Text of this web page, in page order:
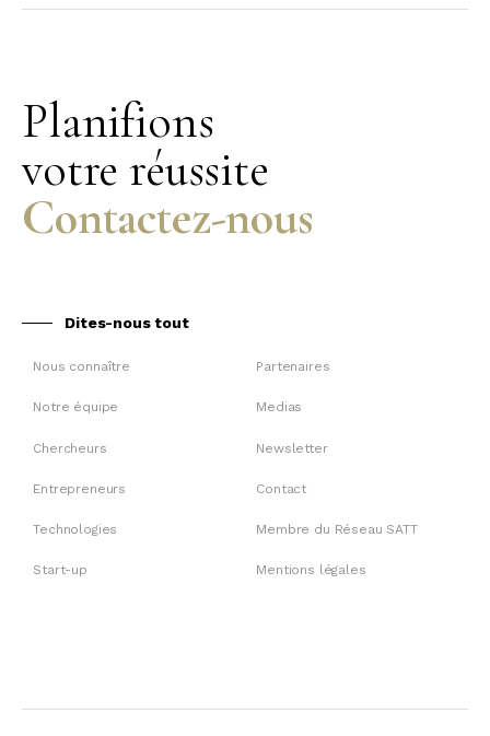
Planifions
votre réussite
Contactez-nous
Dites-nous tout
Nous connaître
Notre équipe
Chercheurs
Entrepreneurs
Technologies
Start-up
Partenaires
Medias
Newsletter
Contact
Membre du Réseau SATT
Mentions légales